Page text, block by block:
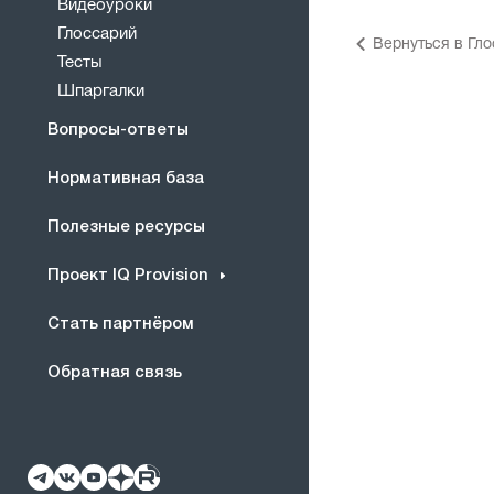
Видеоуроки
Глоссарий
Тесты
Шпаргалки
Вопросы-ответы
Нормативная база
Полезные ресурсы
Проект IQ Provision
Стать партнёром
Обратная связь
Вернуться в